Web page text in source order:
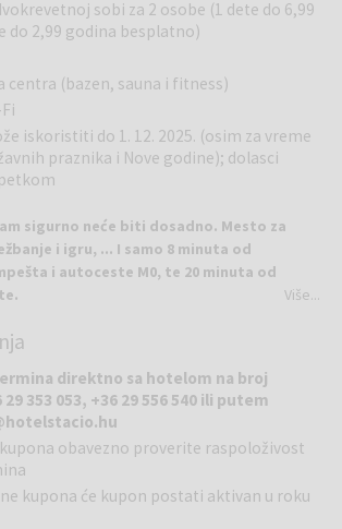
sobi za 2 osobe (1 dete do 6,99
do 2,99 godina besplatno)
centra (bazen, sauna i fitness)
iskoristiti do 1. 12. 2025. (osim za vreme
praznika i Nove godine); dolasci
sigurno neće biti dosadno. Mesto za
i igru, ... I samo 8 minuta od
i autoceste M0, te 20 minuta od
i turiste u mirnom okruženju. Hotel ima
6 konferencijskih dvorana, besplatni brzi WIFI,
aerodroma i hotela, kao i bogat izbor
efektima 1000 m2 površine: vodeni
rubni bazen"), jacuzzi, finska sauna, infra
i slana kabina, uronjeni bazen, Kneipp, grejane
Više...
direktno sa hotelom na broj
353 053, +36 29 556 540 ili putem
obavezno proverite raspoloživost
kupona će kupon postati aktivan u roku